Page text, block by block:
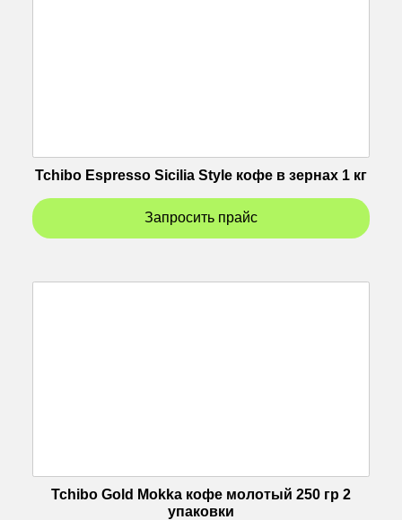
Tchibo Espresso Sicilia Style кофе в зернах 1 кг
Запросить прайс
Tchibo Gold Mokka кофе молотый 250 гр 2
упаковки